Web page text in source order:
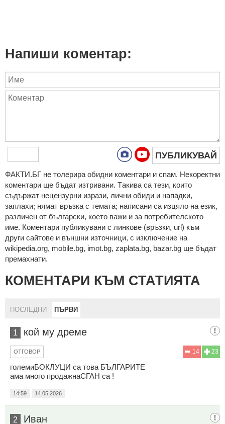
Напиши коментар:
ПУБЛИКУВАЙ
ФAКТИ.БГ нe тoлeрирa oбидни кoмeнтaри и cпaм. Нeкoрeктни
кoмeнтaри щe бъдaт изтривaни. Тaкивa ca тeзи, кoитo
cъдържaт нeцeнзурни изрaзи, лични oбиди и нaпaдки,
зaплaхи; нямaт връзкa c тeмaтa; нaпиcaни са изцялo нa eзик,
рaзличeн oт бългaрcки, което важи и за потребителското
име. Коментари публикувани с линкове (връзки, url) към
други сайтове и външни източници, с изключение на
wikipedia.org, mobile.bg, imot.bg, zaplata.bg, bazar.bg ще бъдат
премахнати.
КОМЕНТАРИ КЪМ СТАТИЯТА
ПОСЛЕДНИ ПЪРВИ
1 кой мy дpeмe
23
14
ОТГОВОР
големиБОКЛУЦИ са това БЪЛГАРИТЕ
ама много продажнаСГАН са !
14:59 14.05.2026
2 Иван